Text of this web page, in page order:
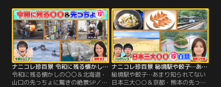
城…何のため！？集落にある小屋＆
不思議スイーツのお店 ・栃木…河原
に〇〇のための巨大な石▼千葉の先
っちょに… 房総半島の先っちょで発
見！普段は立ち入れない秘密の人工
島に上陸！
城代表：カミナリ ・日本でここだ
け！？珍スポット対決！・珍百景
な“道の駅”対決！・地域ならでは！
不思議なモノ・ミステリー対決▼北
海道の先っちょに…壮大な絶景広が
る世界遺産
ナニコレ珍百景 令和に残る懐かしの〇〇＆北海道・山口の先っちょに驚きの絶景SP（2026/07/12放送分）
令和に残る懐かしの〇〇＆北海道・
山口の先っちょに驚きの絶景SP／▼
ナニコレ珍百景 秘境駅や餃子…あまり知られてない日本三大○○＆京都・熊本の先っちょ（2026/07/05放送分）
秘境駅や餃子…あまり知られてない
日本三大○○＆京都・熊本の先っち